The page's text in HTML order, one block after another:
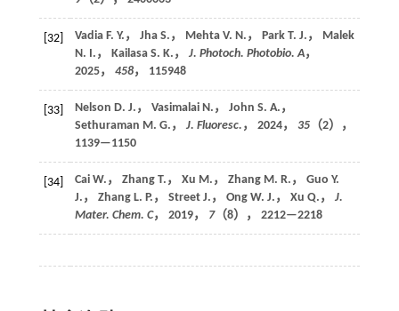
[32]
Vadia F. Y.， Jha S.， Mehta V. N.， Park T. J.， Malek
N. I.， Kailasa S. K.， J. Photoch. Photobio. A，
2025， 458， 115948
[33]
Nelson D. J.， Vasimalai N.， John S. A.，
Sethuraman M. G.， J. Fluoresc. ， 2024， 35（2），
1139—1150
[34]
Cai W.， Zhang T.， Xu M.， Zhang M. R.， Guo Y.
J.， Zhang L. P.， Street J.， Ong W. J.， Xu Q.， J.
Mater. Chem. C， 2019， 7（8）， 2212—2218